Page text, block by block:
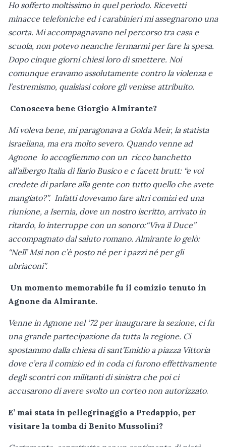
Ho sofferto moltissimo in quel periodo. Ricevetti
minacce telefoniche ed i carabinieri mi assegnarono una
scorta. Mi accompagnavano nel percorso tra casa e
scuola, non potevo neanche fermarmi per fare la spesa.
Dopo cinque giorni chiesi loro di smettere. Noi
comunque eravamo assolutamente contro la violenza e
l’estremismo, qualsiasi colore gli venisse attribuito.
Conosceva bene Giorgio Almirante?
Mi voleva bene, mi paragonava a Golda Meir, la statista
israeliana, ma era molto severo. Quando venne ad
Agnone lo accogliemmo con un ricco banchetto
all’albergo Italia di Ilario Busico e c facett brutt: “e voi
credete di parlare alla gente con tutto quello che avete
mangiato?”. Infatti dovevamo fare altri comizi ed una
riunione, a Isernia, dove un nostro iscritto, arrivato in
ritardo, lo interruppe con un sonoro:“Viva il Duce”
accompagnato dal saluto romano. Almirante lo gelò:
“Nell’ Msi non c’è posto né per i pazzi né per gli
ubriaconi”.
Un momento memorabile fu il comizio tenuto in
Agnone da Almirante.
Venne in Agnone nel ‘72 per inaugurare la sezione, ci fu
una grande partecipazione da tutta la regione. Ci
spostammo dalla chiesa di sant’Emidio a piazza Vittoria
dove c’era il comizio ed in coda ci furono effettivamente
degli scontri con militanti di sinistra che poi ci
accusarono di avere svolto un corteo non autorizzato.
E’ mai stata in pellegrinaggio a Predappio, per
visitare la tomba di Benito Mussolini?